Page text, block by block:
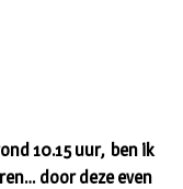
10.15 uur, ben ik
door deze even